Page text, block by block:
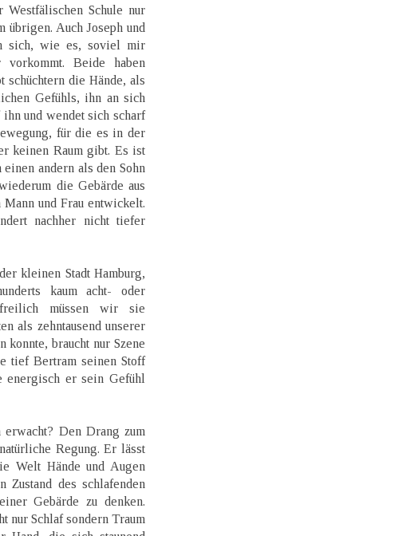
Schule nur
übrigen. Auch Joseph und
sich, wie es, soviel mir
vorkommt. Beide haben
schüchtern die Hände, als
Gefühls, ihn an sich
und wendet sich scharf
für die es in der
keinen Raum gibt. Es ist
andern als den Sohn
die Gebärde aus
und Frau entwickelt.
nachher nicht tiefer
kleinen Stadt Hamburg,
kaum acht- oder
müssen wir sie
als zehntausend unserer
braucht nur Szene
tief Bertram seinen Stoff
energisch er sein Gefühl
Den Drang zum
Regung. Er lässt
Welt Hände und Augen
des schlafenden
Gebärde zu denken.
nur Schlaf sondern Traum